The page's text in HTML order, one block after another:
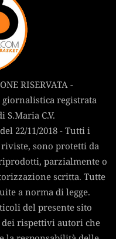
RISERVATA -
giornalistica registrata
C.V.
22/11/2018 - Tutti i
sono protetti da
parzialmente o
scritta. Tutte
a norma di legge.
del presente sito
rispettivi autori che